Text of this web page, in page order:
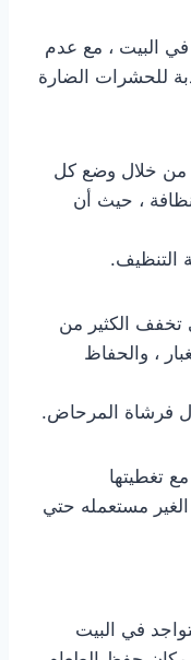
البيت ، مع عدم
للحشرات الضارة
من خلال وضع كل
، حيث أن
التنظيف.
تخفف الكثير من
، والحفاظ
فرشاة المرحاض.
تغطيتها
مستعمله حتي
في البيت